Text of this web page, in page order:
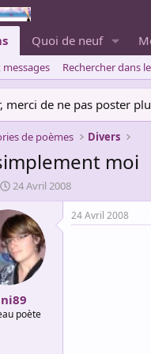
Quoi de neuf
Rechercher dans
merci de ne pas poster
de poèmes Divers
moi
D
a
t
e
d
e
d
é
b
u
24 Avril 2008
poète
24 Avril 2008